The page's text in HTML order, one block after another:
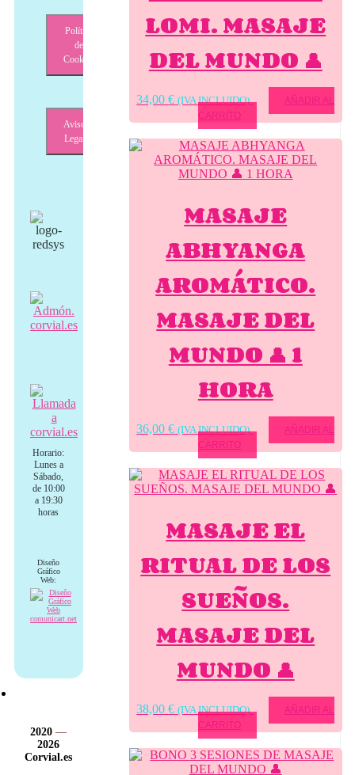
LOMI. MASAJE
DEL MUNDO 👤
34,00€ (IVA INCLUIDO)
AÑADIR AL
CARRITO
MASAJE
ABHYANGA
AROMÁTICO.
MASAJE DEL
MUNDO 👤 1
HORA
36,00€ (IVA INCLUIDO)
AÑADIR AL
CARRITO
MASAJE EL
RITUAL DE LOS
SUEÑOS.
MASAJE DEL
MUNDO 👤
38,00€ (IVA INCLUIDO)
AÑADIR AL
CARRITO
Política
de
Cookies
Aviso
Legal
Horario:
Lunes a
Sábado,
de 10:00
a 19:30
horas
Diseño
Gráfico
Web:
2020—
2026
Corvial.es